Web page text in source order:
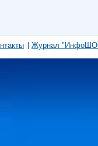
Журнал